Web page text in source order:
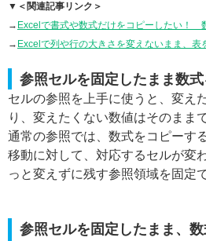
▼＜関連記事リンク＞
→ Excelで書式や数式だけをコピーしたい！
→ Excelで列や行の大きさを変えないまま、表
参照セルを固定したまま数
セルの参照を上手に使うと、変え
り、変えたくない数値はそのまま
通常の参照では、数式をコピーす
移動に対して、対応するセルが変
っと変えずに残す参照領域を固定
参照セルを固定したまま、